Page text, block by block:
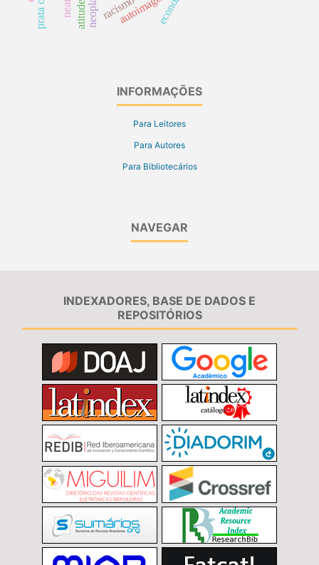
racismo
atitude
INFORMAÇÕES
Para Leitores
Para Autores
Para Bibliotecários
NAVEGAR
INDEXADORES, BASE DE DADOS E
REPOSITÓRIOS